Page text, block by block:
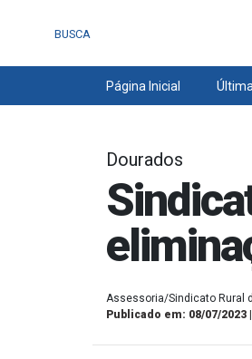
BUSCA
Página Inicial
Dourados
Assessoria/Sindicato Rural
Publicado em: 08/07/